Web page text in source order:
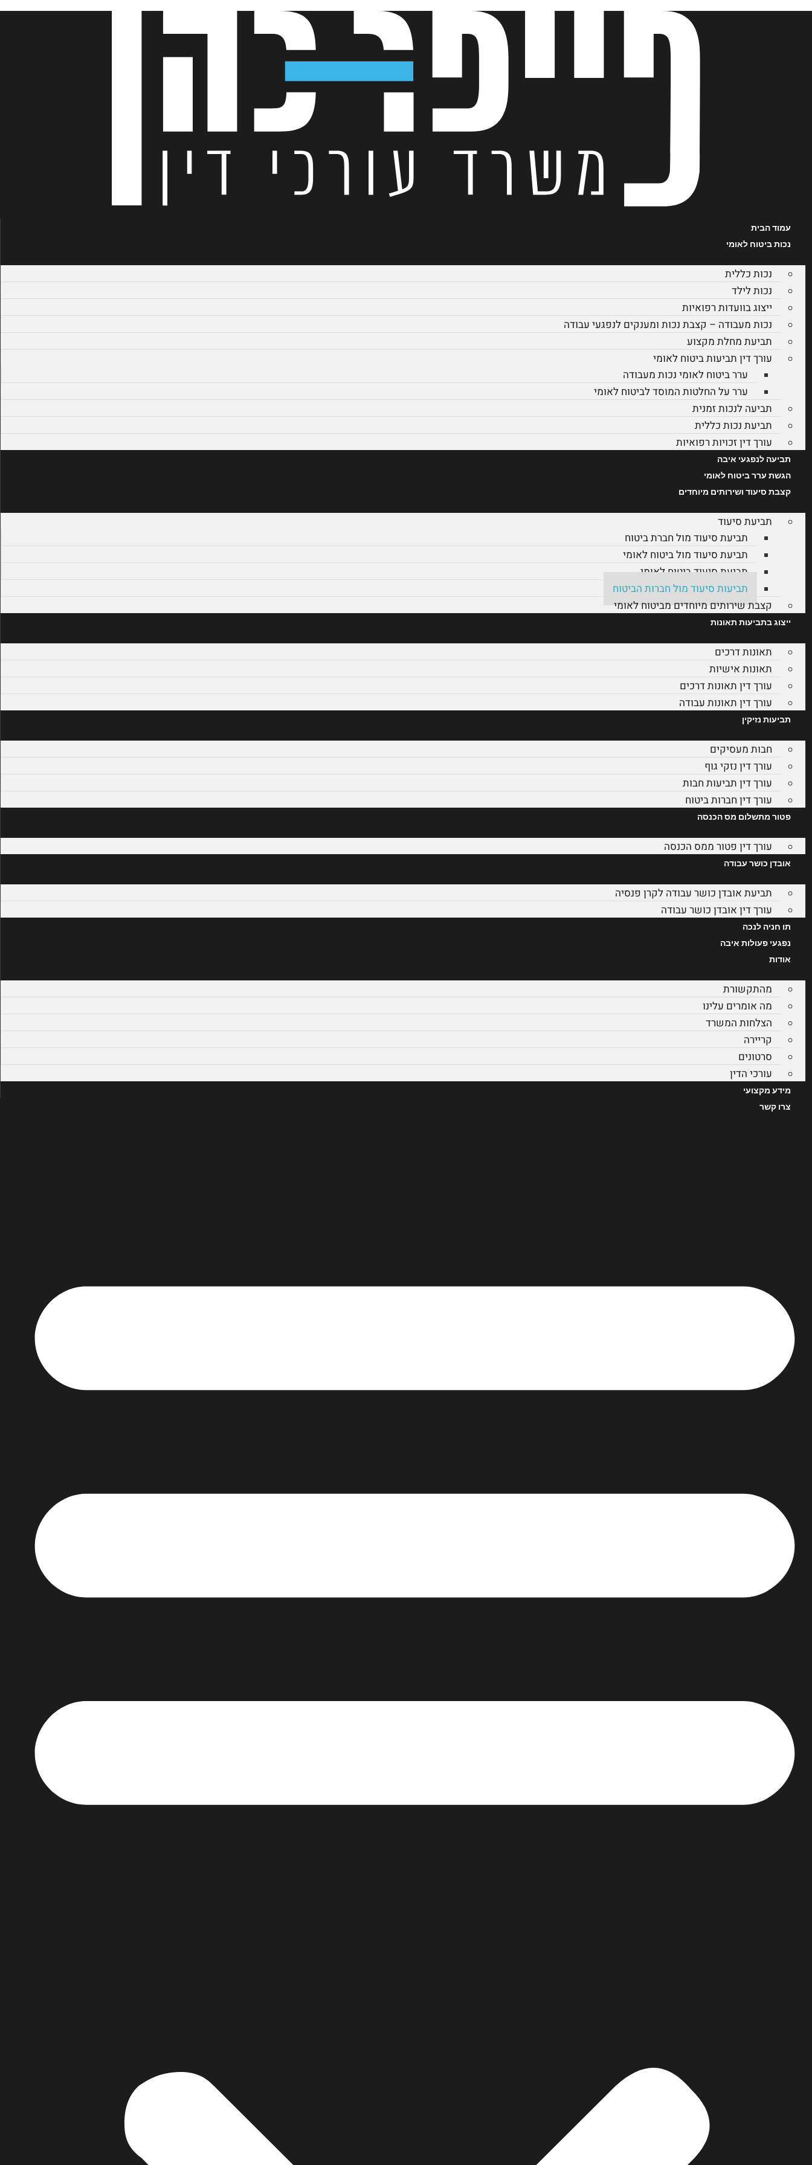
עמוד הבית
נכות ביטוח לאומי
נכות כללית
נכות לילד
ייצוג בוועדות רפואיות
נכות מעבודה – קצבת נכות ומענקים לנפגעי עבודה
תביעת מחלת מקצוע
עורך דין תביעות ביטוח לאומי
ערר ביטוח לאומי נכות מעבודה
ערר על החלטות המוסד לביטוח לאומי
תביעה לנכות זמנית
תביעת נכות כללית
עורך דין זכויות רפואיות
תביעה לנפגעי איבה
הגשת ערר ביטוח לאומי
קצבת סיעוד ושירותים מיוחדים
תביעת סיעוד
תביעת סיעוד מול חברת ביטוח
תביעת סיעוד מול ביטוח לאומי
תביעת סיעוד ביטוח לאומי
תביעות סיעוד מול חברות הביטוח
קצבת שירותים מיוחדים מביטוח לאומי
ייצוג בתביעות תאונות
תאונות דרכים
תאונות אישיות
עורך דין תאונות דרכים
עורך דין תאונות עבודה
תביעות נזיקין
חבות מעסיקים
עורך דין נזקי גוף
עורך דין תביעות חבות
עורך דין חברות ביטוח
פטור מתשלום מס הכנסה
עורך דין פטור ממס הכנסה
אובדן כושר עבודה
תביעת אובדן כושר עבודה לקרן פנסיה
עורך דין אובדן כושר עבודה
תו חניה לנכה
נפגעי פעולות איבה
אודות
מהתקשורת
מה אומרים עלינו
הצלחות המשרד
קריירה
סרטונים
עורכי הדין
מידע מקצועי
צרו קשר